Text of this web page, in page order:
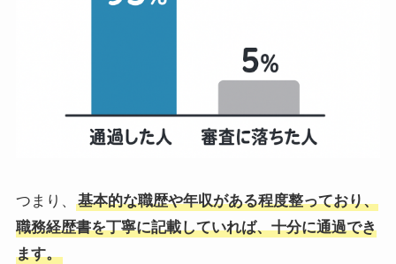
つまり、
基本的な職歴や年収がある程度整っており、
職務経歴書を丁寧に記載していれば、十分に通過でき
ます。